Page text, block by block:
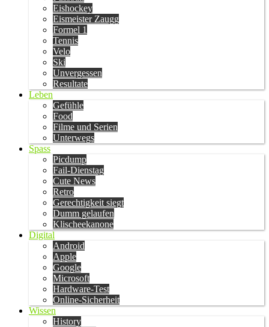
Eishockey
Eismeister Zaugg
Formel 1
Tennis
Velo
Ski
Unvergessen
Resultate
Leben
Gefühle
Food
Filme und Serien
Unterwegs
Spass
Picdump
Fail-Dienstag
Cute News
Retro
Gerechtigkeit siegt
Dumm gelaufen
Klischeekanone
Digital
Android
Apple
Google
Microsoft
Hardware-Test
Online-Sicherheit
Wissen
History